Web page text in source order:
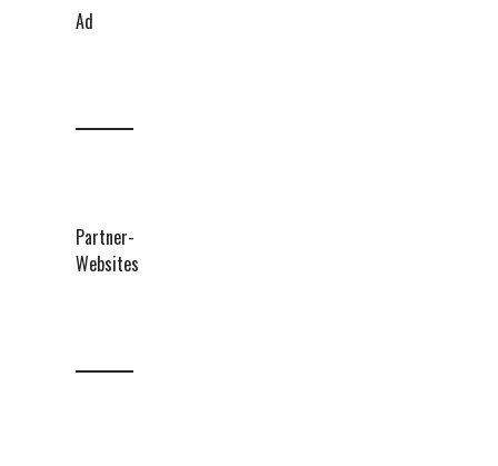
Ad
Partner-
Websites